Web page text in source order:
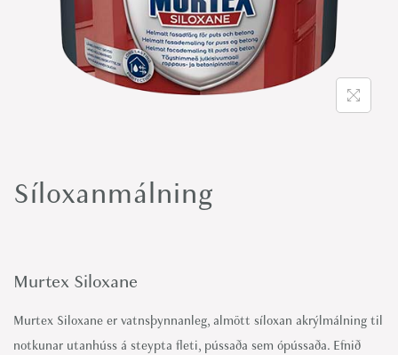
Síloxanmálning
Murtex Siloxane
Murtex Siloxane er vatnsþynnanleg, almött síloxan akrýlmálning til
notkunar utanhúss á steypta fleti, pússaða sem ópússaða. Efnið